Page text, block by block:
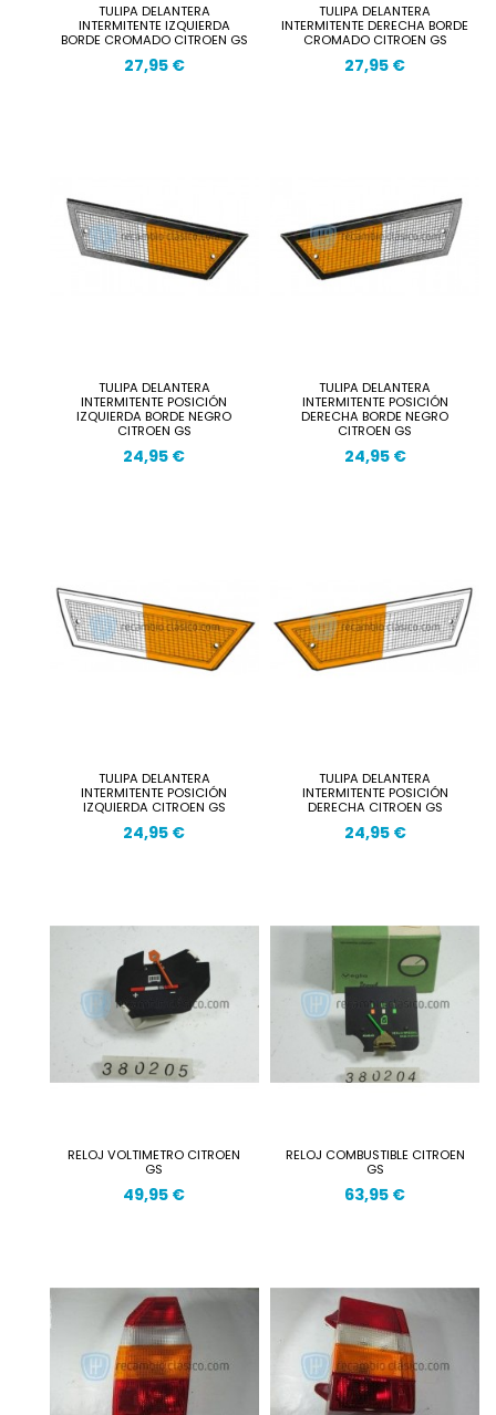
TULIPA DELANTERA
INTERMITENTE IZQUIERDA
BORDE CROMADO CITROEN GS
27,95 €
TULIPA DELANTERA
INTERMITENTE DERECHA BORDE
CROMADO CITROEN GS
27,95 €
TULIPA DELANTERA
INTERMITENTE POSICIÓN
IZQUIERDA BORDE NEGRO
CITROEN GS
24,95 €
TULIPA DELANTERA
INTERMITENTE POSICIÓN
DERECHA BORDE NEGRO
CITROEN GS
24,95 €
TULIPA DELANTERA
INTERMITENTE POSICIÓN
IZQUIERDA CITROEN GS
24,95 €
TULIPA DELANTERA
INTERMITENTE POSICIÓN
DERECHA CITROEN GS
24,95 €
RELOJ VOLTIMETRO CITROEN
GS
49,95 €
RELOJ COMBUSTIBLE CITROEN
GS
63,95 €